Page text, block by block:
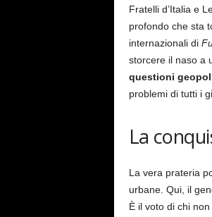
Fratelli d’Italia e
profondo che sta
internazionali di
storcere il naso a
questioni
problemi di tutti i
La
La vera prateria
urbane. Qui, il
È il voto di chi